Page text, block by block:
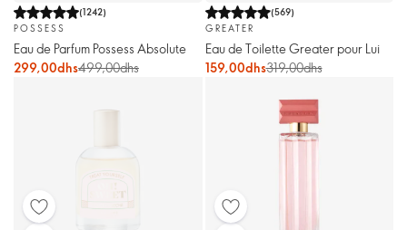
(1242)
POSSESS
Eau de Parfum Possess Absolute
299,00dhs499,00dhs
(569)
GREATER
Eau de Toilette Greater pour Lui
159,00dhs319,00dhs